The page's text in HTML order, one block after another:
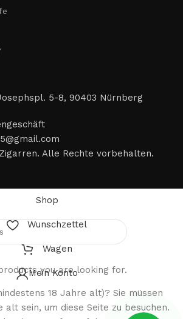
5-8, 90403 Nürnberg
Alle Rechte vorbehalten.
you are looking for.
Shop
Wunschzettel
Wagen
Mein Konto
18 Jahre alt)? Sie müssen
alt sein, um diese Seite zu besuchen.